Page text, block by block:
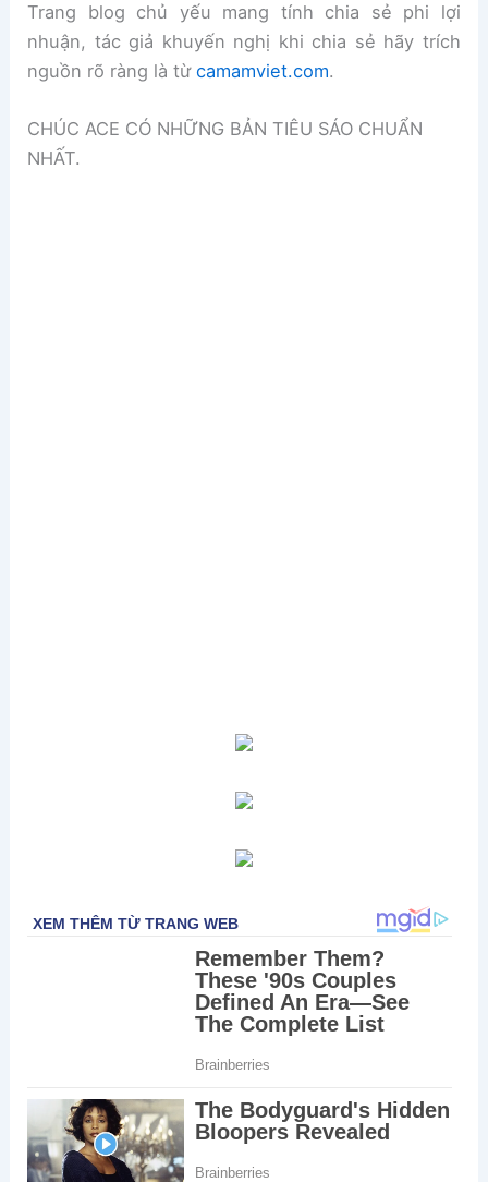
Trang blog chủ yếu mang tính chia sẻ phi lợi
nhuận, tác giả khuyến nghị khi chia sẻ hãy trích
nguồn rõ ràng là từcamamviet.com.
CHÚC ACE CÓ NHỮNG BẢN TIÊU SÁO CHUẨN
NHẤT.